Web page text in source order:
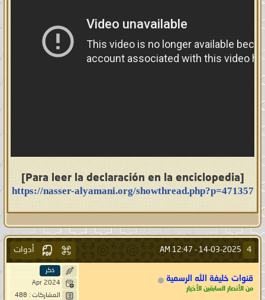
[Para leer la declaración en la enciclopedia]
https://nasser-alyamani.org/showthread.php?p=471357
4
14-03-2025 -
12:47 AM أدوات
قنوات خليفة الله الرسمية
من الأنصار السابقين الأخيار
ذكر
Apr 2024
المشاركات : 488